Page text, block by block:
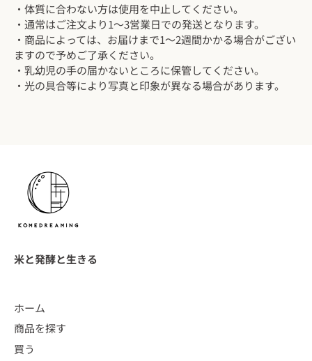
・体質に合わない方は使用を中止してください。
・通常はご注文より1～3営業日での発送となります。
・商品によっては、お届けまで1～2週間かかる場合がござい
ますので予めご了承ください。
・乳幼児の手の届かないところに保管してください。
・光の具合等により写真と印象が異なる場合があります。
米と発酵と生きる
ホーム
商品を探す
買う